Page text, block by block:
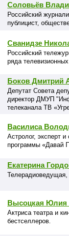
Соловьёв
Российский
публицист,
Сванидзе
Российский
ряда
Боков Дмитрий
Депутат Совета
директор ДМУП
телеканала ТВ
Василиса
Астролог, эксперт
программы «Давай
Екатерина
Телерадиоведущая,
Высоцкая Юлия
Актриса театра и
бестселлеров.